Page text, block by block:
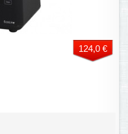
124,0 €